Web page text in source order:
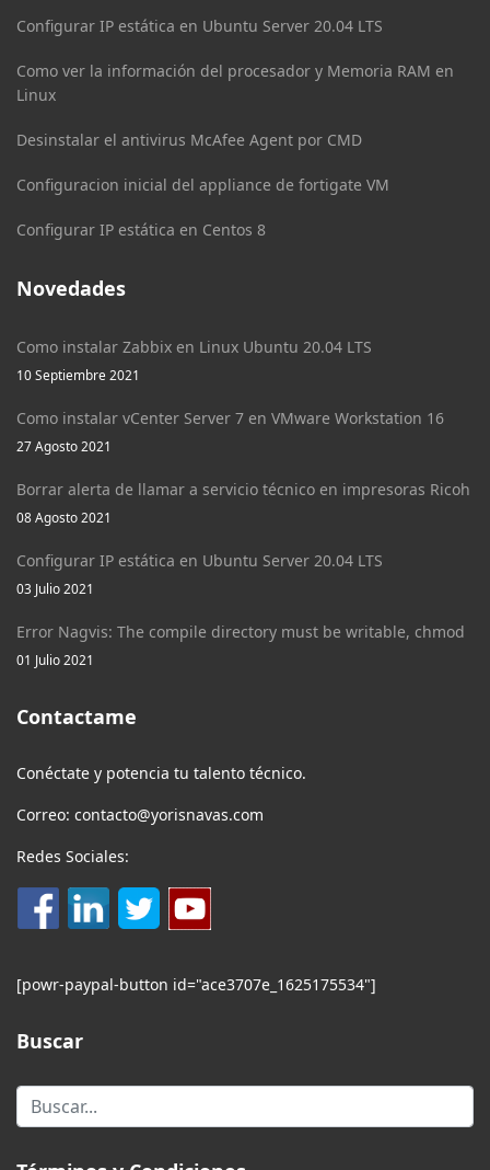
Configurar IP estática en Ubuntu Server 20.04 LTS
Como ver la información del procesador y Memoria RAM en
Linux
Desinstalar el antivirus McAfee Agent por CMD
Configuracion inicial del appliance de fortigate VM
Configurar IP estática en Centos 8
Novedades
Como instalar Zabbix en Linux Ubuntu 20.04 LTS
10 Septiembre 2021
Como instalar vCenter Server 7 en VMware Workstation 16
27 Agosto 2021
Borrar alerta de llamar a servicio técnico en impresoras Ricoh
08 Agosto 2021
Configurar IP estática en Ubuntu Server 20.04 LTS
03 Julio 2021
Error Nagvis: The compile directory must be writable, chmod
01 Julio 2021
Contactame
Conéctate y potencia tu talento técnico.
Correo: contacto@yorisnavas.com
Redes Sociales:
[powr-paypal-button id="ace3707e_1625175534"]
Buscar
Buscar...